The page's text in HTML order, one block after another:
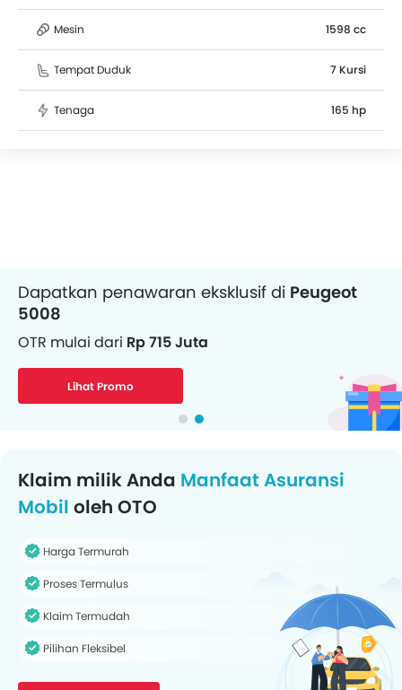
Mesin 1598 cc
Tempat Duduk 7 Kursi
Tenaga 165 hp
Dapatkan penawaran eksklusif di Peugeot
5008
OTR mulai dari Rp 715 Juta
Lihat Promo
Klaim milik Anda Manfaat Asuransi
Mobil oleh OTO
Harga Termurah
Proses Termulus
Klaim Termudah
Pilihan Fleksibel